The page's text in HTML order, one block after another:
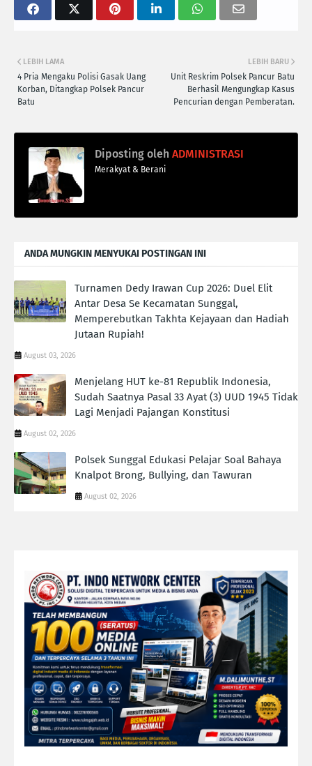
LEBIH BARU
Unit Reskrim Polsek Pancur Batu
Berhasil Mengungkap Kasus
Pencurian dengan Pemberatan.
LEBIH LAMA
4 Pria Mengaku Polisi Gasak Uang
Korban, Ditangkap Polsek Pancur
Batu
Diposting oleh ADMINISTRASI
Merakyat & Berani
ANDA MUNGKIN MENYUKAI POSTINGAN INI
Turnamen Dedy Irawan Cup 2026: Duel Elit
Antar Desa Se Kecamatan Sunggal,
Memperebutkan Takhta Kejayaan dan Hadiah
Jutaan Rupiah!
August 03, 2026
Menjelang HUT ke-81 Republik Indonesia,
Sudah Saatnya Pasal 33 Ayat (3) UUD 1945 Tidak
Lagi Menjadi Pajangan Konstitusi
August 02, 2026
Polsek Sunggal Edukasi Pelajar Soal Bahaya
Knalpot Brong, Bullying, dan Tawuran
August 02, 2026